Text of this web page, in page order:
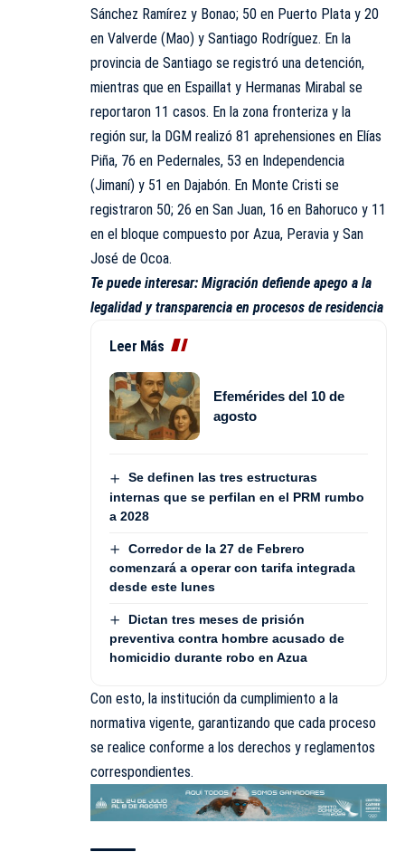
Sánchez Ramírez y Bonao; 50 en Puerto Plata y 20
en Valverde (Mao) y Santiago Rodríguez. En la
provincia de Santiago se registró una detención,
mientras que en Espaillat y Hermanas Mirabal se
reportaron 11 casos. En la zona fronteriza y la
región sur, la DGM realizó 81 aprehensiones en Elías
Piña, 76 en Pedernales, 53 en Independencia
(Jimaní) y 51 en Dajabón. En Monte Cristi se
registraron 50; 26 en San Juan, 16 en Bahoruco y 11
en el bloque compuesto por Azua, Peravia y San
José de Ocoa.
Te puede interesar: Migración defiende apego a la
legalidad y transparencia en procesos de residencia
Leer Más
Efemérides del 10 de
agosto
Se definen las tres estructuras
internas que se perfilan en el PRM rumbo
a 2028
Corredor de la 27 de Febrero
comenzará a operar con tarifa integrada
desde este lunes
Dictan tres meses de prisión
preventiva contra hombre acusado de
homicidio durante robo en Azua
Con esto, la institución da cumplimiento a la
normativa vigente, garantizando que cada proceso
se realice conforme a los derechos y reglamentos
correspondientes.